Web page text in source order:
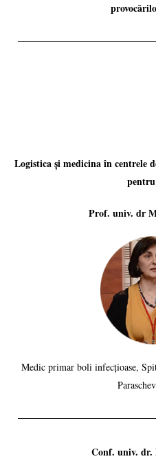
Logistica și medicina în centrele
Prof. univ. dr
Medic primar boli infecțioase,
Conf. univ. dr.